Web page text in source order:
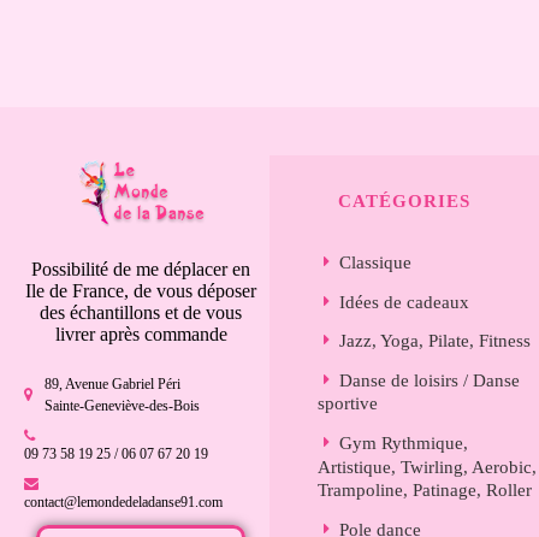
Possibilité de me déplacer en
Ile de France, de vous déposer
des échantillons et de vous
livrer après commande
89, Avenue Gabriel Péri
Sainte-Geneviève-des-Bois
09 73 58 19 25 / 06 07 67 20 19
contact@lemondedeladanse91.com
CATÉGORIES
Classique
Idées de cadeaux
Jazz, Yoga, Pilate, Fitness
Danse de loisirs / Danse
sportive
Gym Rythmique,
Artistique, Twirling, Aerobic,
Trampoline, Patinage, Roller
Pole dance